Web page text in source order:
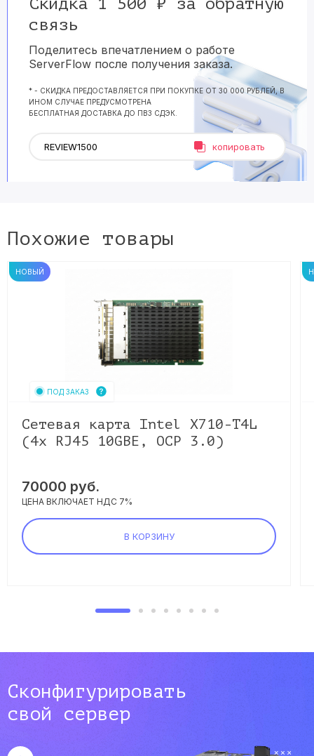
Скидка 1 500 ₽ за обратную
связь
Поделитесь впечатлением о работе
ServerFlow после получения заказа.
* - СКИДКА ПРЕДОСТАВЛЯЕТСЯ ПРИ ПОКУПКЕ ОТ 30 000 РУБЛЕЙ, В
ИНОМ СЛУЧАЕ ПРЕДУСМОТРЕНА
БЕСПЛАТНАЯ ДОСТАВКА ДО ПВЗ СДЭК.
копировать
Похожие товары
НОВЫЙ
ПОД ЗАКАЗ
Сетевая карта Intel X710-T4L
(4x RJ45 10GBE, OCP 3.0)
70000 руб.
ЦЕНА ВКЛЮЧАЕТ НДС 7%
В КОРЗИНУ
Сконфигурировать
свой сервер